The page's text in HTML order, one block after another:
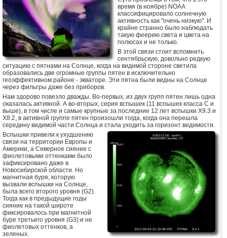
время (в ноябре) NOAA
классифицировало солнечную
активность как "очень низкую". И
крайне странно было наблюдать
такую феерию света и цвета на
полюсах и не только.
В этой связи стоит вспомнить
сентябрьскую, довольно редкую
ситуацию с пятнами на Солнце, когда на видимой стороне светила
образовались две огромные группы пятен в исключительно
геоэффективном районе - экваторе. Эти пятна были видны на Солнце
через фильтры даже без приборов.
Нам здорово повезло дважды. Во-первых, из двух групп пятен лишь одна
оказалась активной. А во-вторых, серия вспышек (11 вспышек класса C и
выше), в том числе и самые крупные за последние 12 лет вспышки X9.3 и
X8.2, в активной группе пятен произошли тогда, когда она перешла
середину видимой части Солнца и стала уходить за горизонт видимости.
Вспышки привели к ухудшению
связи на территории Европы и
Америки, а Северное сияние с
фиолетовыми оттенками было
зафиксировано даже в
Новосибирской области. Но
магнитная буря, которую
вызвали вспышки на Солнце,
была всего второго уровня (G2).
Тогда как в предыдущие годы
сияние на такой широте
фиксировалось при магнитной
буре третьего уровня (G3) и не
фиолетовых оттенков, а
зеленых.